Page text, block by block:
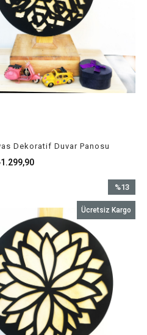
Dekoratif Duvar Panosu
%13
İndirim
%13İndirim
Ücretsiz Kargo